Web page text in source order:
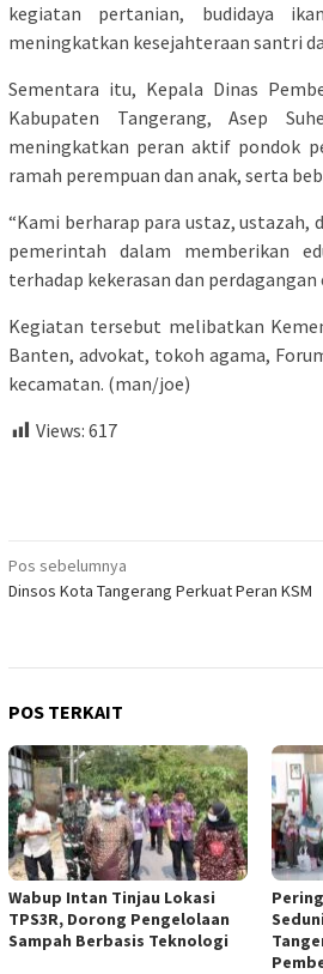
kegiatan pertanian, budidaya
meningkatkan kesejahteraan santri
Sementara itu, Kepala Dinas
Kabupaten Tangerang, Asep
meningkatkan peran aktif pondok
ramah perempuan dan anak, serta
“Kami berharap para ustaz,
pemerintah dalam memberikan
terhadap kekerasan dan perdagangan
Kegiatan tersebut melibatkan
Banten, advokat, tokoh agama,
kecamatan. (man/joe)
Views: 617
Navigasi
pos
Pos sebelumnya
Dinsos Kota Tangerang Perkuat Peran KSM
POS TERKAIT
Wabup Intan Tinjau Lokasi
TPS3R, Dorong Pengelolaan
Sampah Berbasis Teknologi